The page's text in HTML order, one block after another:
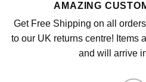
AMAZING
Get Free Shipping on all
to our UK returns centre! Items
and will arrive